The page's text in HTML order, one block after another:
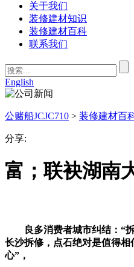
关于我们
装修建材知识
装修建材百科
联系我们
English
公赌船JCJC710 > 装修建材百
分享:
富；联袂湖南
良多消费者城市纠结：“拆
长沙拆修，点石绝对是值得
心”，